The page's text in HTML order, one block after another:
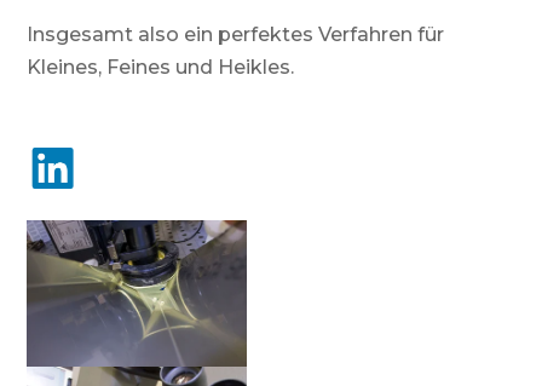
Insgesamt also ein perfektes Verfahren für
Kleines, Feines und Heikles.